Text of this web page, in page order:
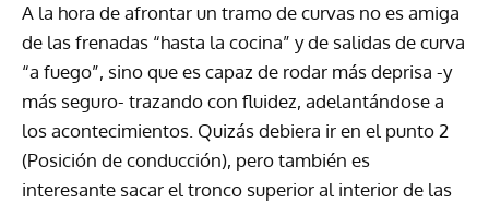
A la hora de afrontar un tramo de curvas no es amiga
de las frenadas “hasta la cocina” y de salidas de curva
“a fuego”, sino que es capaz de rodar más deprisa -y
más seguro- trazando con fluidez, adelantándose a
los acontecimientos. Quizás debiera ir en el punto 2
(Posición de conducción), pero también es
interesante sacar el tronco superior al interior de las